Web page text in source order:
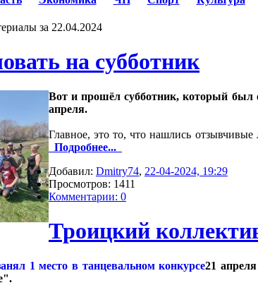
за 22.04.2024
на субботник
Вот и прошёл субботник, который был
апреля.
Главное, это то, что нашлись
Подробнее...
Добавил: Dmitry74, 22-04-2024, 19:29
Просмотров: 1411
Комментарии: 0
Троицкий
21